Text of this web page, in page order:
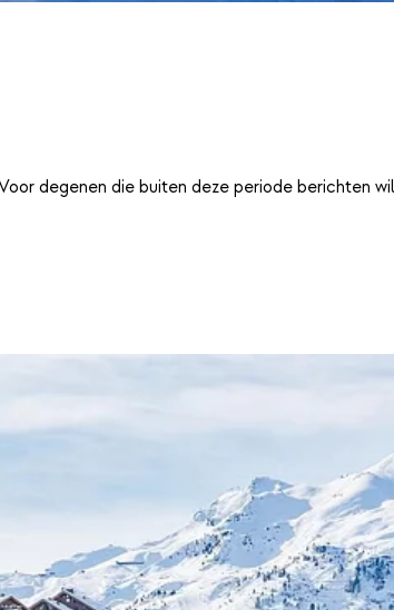
degenen die buiten deze periode berichten